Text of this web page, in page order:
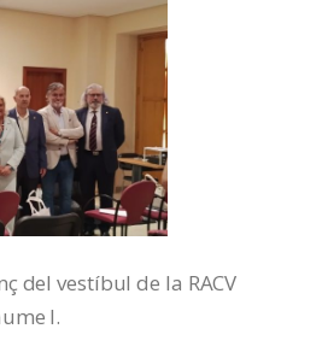
del vestíbul de la RACV
I.